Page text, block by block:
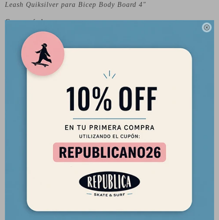

Leash Quiksilver para Bicep Body Board 4"
Características
Bobina de TPU de 5 mm.
Cinta de 10 mm.
Puño de neopreno.
Giratorios de acero inoxidable.
Composición: 80% poliuretano, 10% neopreno, 5% poliéster,
3% nailon, 1% acero inoxidable, 1% PVC.
Productos que te pueden interesar